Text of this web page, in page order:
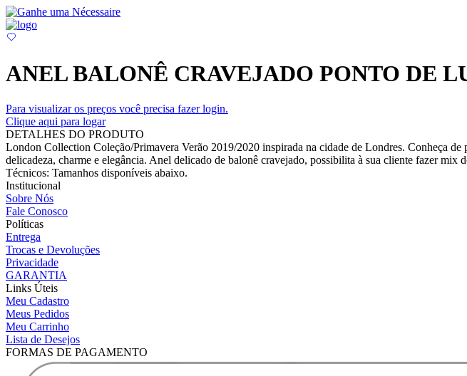
ANEL BALONÊ CRAVEJADO PONTO DE
Para visualizar os preços você precisa fazer login.
Clique aqui para logar
DETALHES DO PRODUTO
London Collection Coleção/Primavera Verão 2019/2020 inspirada na cidade de Londres. Conheça de
delicadeza, charme e elegância. Anel delicado de balonê cravejado, possibilita à sua cliente fazer
Técnicos: Tamanhos disponíveis abaixo.
Institucional
Sobre Nós
Fale Conosco
Políticas
Entrega
Trocas e Devoluções
Privacidade
GARANTIA
Links Úteis
Meu Cadastro
Meus Pedidos
Meu Carrinho
Lista de Desejos
FORMAS DE PAGAMENTO